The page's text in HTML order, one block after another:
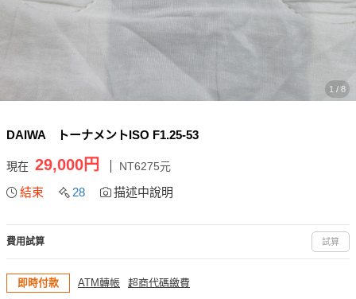
1 / 8
DAIWA トーナメントISO F1.25-53
現在 29,000円 NT6275元
結束 28 描述中說明
費用試算 試算
即時付款 ATM轉帳 超商代碼繳費